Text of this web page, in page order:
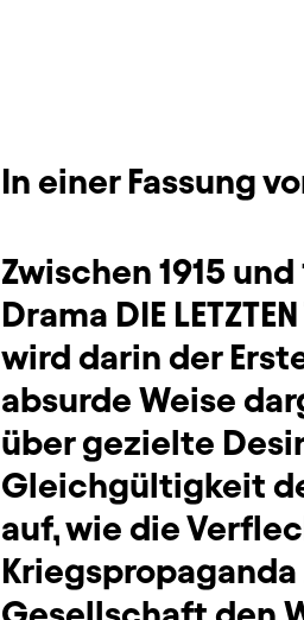
In einer Fassung
Zwischen 1915
Drama DIE
wird darin der
absurde Weise
über gezielte
Gleichgültigkeit
auf, wie die